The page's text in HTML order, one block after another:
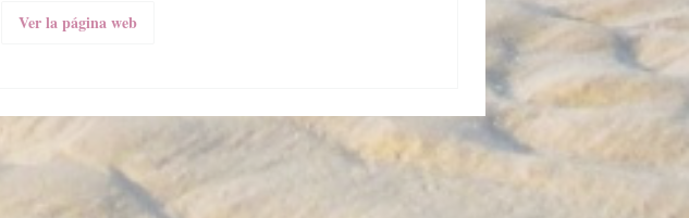
Ver la página web